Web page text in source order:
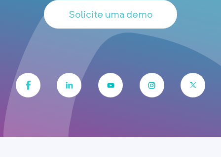
Solicite uma demo